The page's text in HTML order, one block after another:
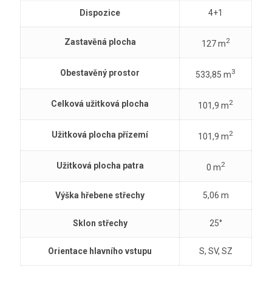
Dispozice 4+1
Zastavěná plocha 127 m2
Obestavěný prostor 533,85 m3
Celková užitková plocha 101,9 m2
Užitková plocha přízemí 101,9 m2
Užitková plocha patra 0 m2
Výška hřebene střechy 5,06 m
Sklon střechy 25°
Orientace hlavního vstupu S, SV, SZ